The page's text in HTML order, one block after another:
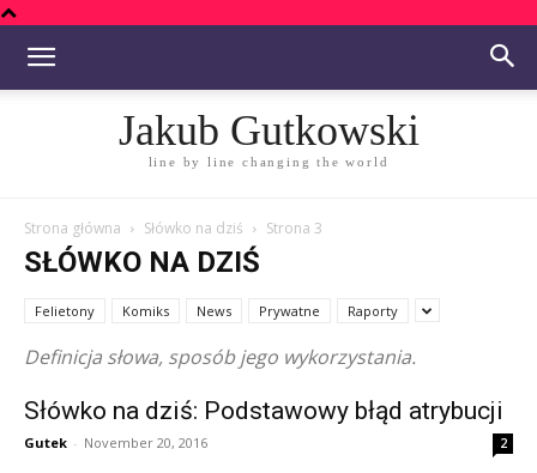
Jakub Gutkowski
line by line changing the world
Strona główna Słówko na dziś Strona 3
SŁÓWKO NA DZIŚ
Felietony Komiks News Prywatne Raporty
Definicja słowa, sposób jego wykorzystania.
Słówko na dziś: Podstawowy błąd atrybucji
Gutek - November 20, 2016 2